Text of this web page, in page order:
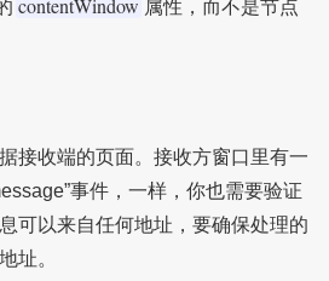
contentWindow 属性，而不是节点
接收端的页面。接收方窗口里有一
事件，一样，你也需要验证
可以来自任何地址，要确保处理的
址。